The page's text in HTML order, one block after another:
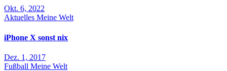
Okt. 6, 2022
Aktuelles Meine Welt
iPhone X sonst nix
Dez. 1, 2017
Fußball Meine Welt